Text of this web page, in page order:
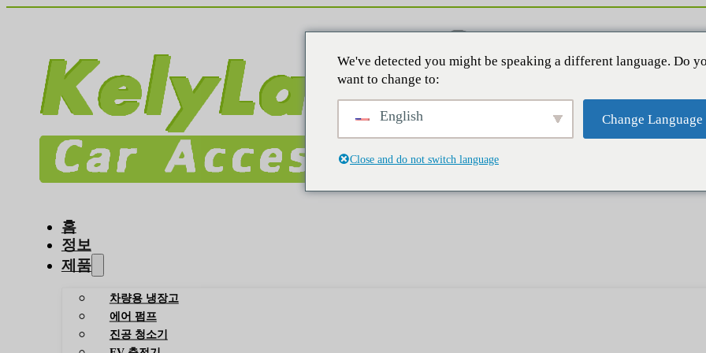
홈
정보
제품
차량용 냉장고
에어 펌프
진공 청소기
We've detected you might be speaking a different language. Do
want to change to:
English Change Language
Close and do not switch language